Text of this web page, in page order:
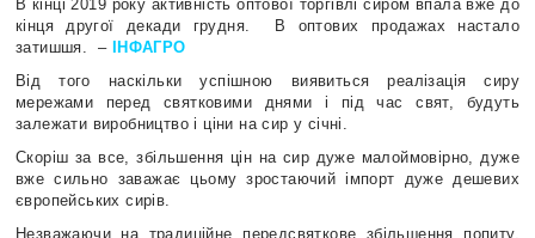
В кінці 2019 року активність оптової торгівлі сиром впала вже до
кінця другої декади грудня.
В оптових продажах настало
затишшя.
–
ІНФАГРО
Від того наскільки успішною виявиться реалізація сиру
мережами перед святковими днями і під час свят, будуть
залежати виробництво і ціни на сир у січні.
Скоріш за все, збільшення цін на сир дуже малоймовірно, дуже
вже сильно заважає цьому зростаючий імпорт дуже дешевих
європейських сирів.
Незважаючи на традиційне передсвяткове збільшення попиту,